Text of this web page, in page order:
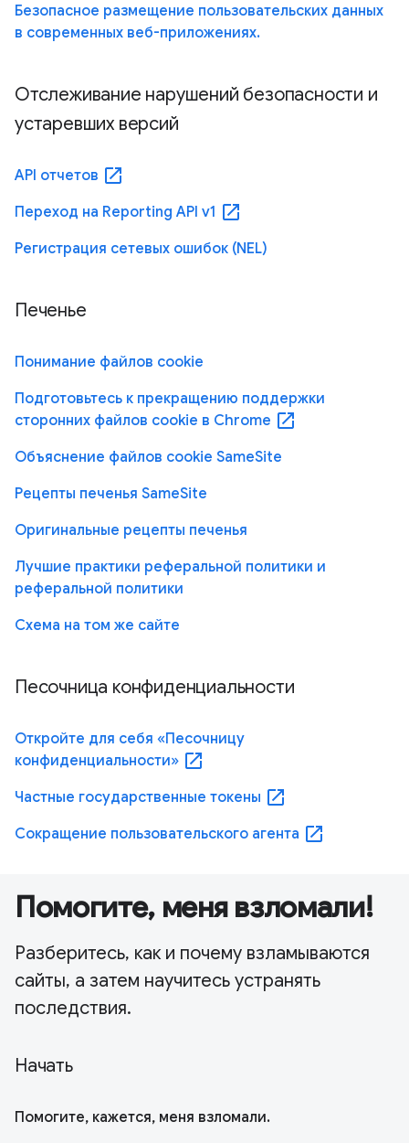
Безопасное размещение пользовательских данных
в современных веб-приложениях.
Отслеживание нарушений безопасности и
устаревших версий
API отчетов open_in_new
Переход на Reporting API v1 open_in_new
Регистрация сетевых ошибок (NEL)
Печенье
Понимание файлов cookie
Подготовьтесь к прекращению поддержки
сторонних файлов cookie в Chrome open_in_new
Объяснение файлов cookie SameSite
Рецепты печенья SameSite
Оригинальные рецепты печенья
Лучшие практики реферальной политики и
реферальной политики
Схема на том же сайте
Песочница конфиденциальности
Откройте для себя «Песочницу
конфиденциальности» open_in_new
Частные государственные токены open_in_new
Сокращение пользовательского агента open_in_new
Помогите, меня взломали!
Разберитесь, как и почему взламываются
сайты, а затем научитесь устранять
последствия.
Начать
Помогите, кажется, меня взломали.